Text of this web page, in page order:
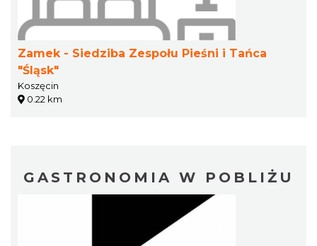
Zamek - Siedziba Zespołu Pieśni i Tańca
"Śląsk"
Koszęcin
0.22 km
GASTRONOMIA W POBLIŻU